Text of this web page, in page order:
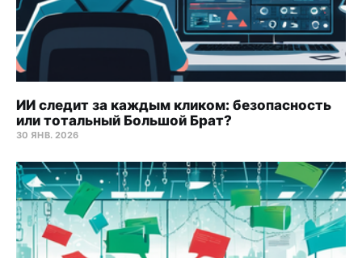
ИИ следит за каждым кликом: безопасность
или тотальный Большой Брат?
30 ЯНВ. 2026